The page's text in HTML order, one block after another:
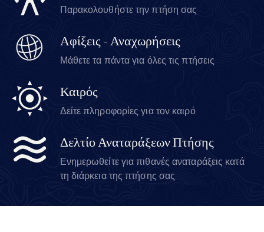
Παρακολουθήστε την πτήση σας
Αφίξεις - Αναχωρήσεις
Μάθετε τα πάντα για όλες τις πτήσεις
Καιρός
Δείτε πληροφορίες για τον καιρό
Δελτίο Αναταράξεων Πτήσης
Ενημερωθείτε για πιθανές αναταράξεις κατά
τη διάρκεια της πτήσης σας